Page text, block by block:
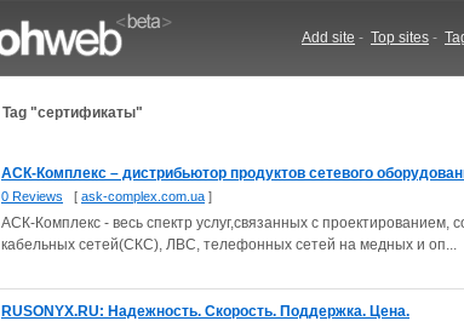
Add site - Top sites -
Tag "сертификаты"
АСК-Комплекс – дистрибьютор продуктов сетевого
0 Reviews [ ask-complex.com.ua ]
АСК-Комплекс - весь спектр услуг,связанных с проектированием,
кабельных сетей(СКС), ЛВС, телефонных сетей на медных и оп...
RUSONYX.RU: Надежность. Скорость. Поддержка. Цена.